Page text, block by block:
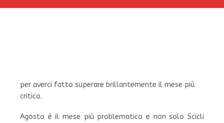
per averci fatto superare brillantemente il mese più
critico.
Agosto è il mese più problematico e non solo Scicli